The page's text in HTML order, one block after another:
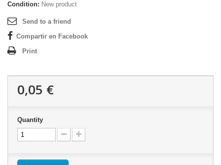
Condition: New product
Send to a friend
Compartir en Facebook
Print
0,05 €
Quantity